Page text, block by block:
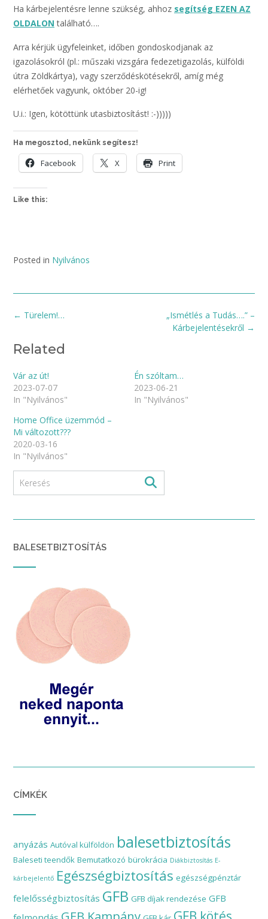
Ha kárbejelentésre lenne szükség, ahhoz segítség EZEN AZ
OLDALON található….
Arra kérjük ügyfeleinket, időben gondoskodjanak az
igazolásokról (pl.: műszaki vizsgára fedezetigazolás, külföldi
útra Zöldkártya), vagy szerződéskötésekről, amíg még
elérhetőek vagyunk, október 20-ig!
U.i.: Igen, kötöttünk utasbiztosítást! :-)))))
Ha megosztod, nekünk segítesz!
Facebook X Print
Like this:
Posted in Nyilvános
Post
„Ismétlés a Tudás….” –
Kárbejelentésekről →
← Türelem!…
Related
Vár az út!
2023-07-07
In "Nyilvános"
Én szóltam…
2023-06-21
In "Nyilvános"
Home Office üzemmód –
Mi változott???
2020-03-16
In "Nyilvános"
BALESETBIZTOSÍTÁS
CÍMKÉK
anyázás Autóval külföldön balesetbiztosítás
Baleseti teendők Bemutatkozó bürokrácia Diákbiztosítás E-
kárbejelentő Egészségbiztosítás egészségpénztár
felelősségbiztosítás GFB GFB díjak rendezése GFB